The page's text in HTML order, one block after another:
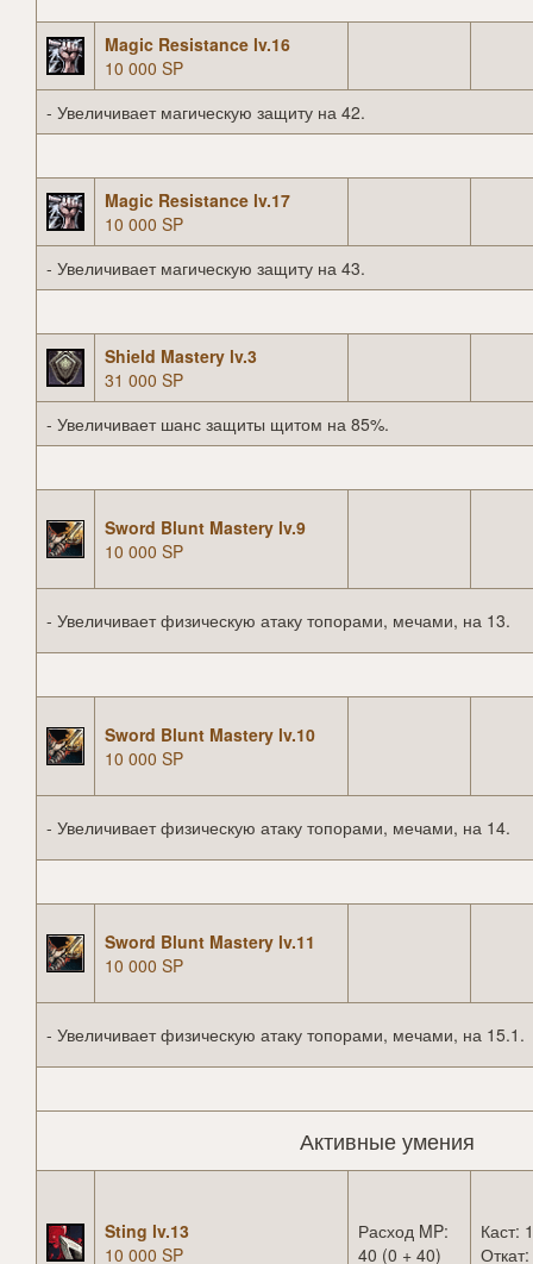
Magic Resistance lv.16
10 000 SP
- Увеличивает магическую защиту на 42.
Magic Resistance lv.17
10 000 SP
- Увеличивает магическую защиту на 43.
Shield Mastery lv.3
31 000 SP
- Увеличивает шанс защиты щитом на 85%.
Sword Blunt Mastery lv.9
10 000 SP
- Увеличивает физическую атаку топорами, мечами, на 13.
Sword Blunt Mastery lv.10
10 000 SP
- Увеличивает физическую атаку топорами, мечами, на 14.
Sword Blunt Mastery lv.11
10 000 SP
- Увеличивает физическую атаку топорами, мечами, на 15.1.
Активные умения
Sting lv.13
10 000 SP
Расход MP:
40 (0 + 40)
Каст: